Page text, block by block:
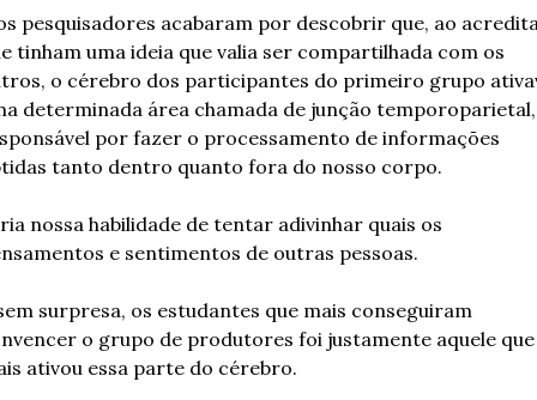
pesquisadores acabaram por descobrir que, ao
tinham uma ideia que valia ser compartilhada com os
o cérebro dos participantes do primeiro grupo
determinada área chamada de junção temporoparietal,
por fazer o processamento de informações
tanto dentro quanto fora do nosso corpo.
nossa habilidade de tentar adivinhar quais os
e sentimentos de outras pessoas.
surpresa, os estudantes que mais conseguiram
o grupo de produtores foi justamente aquele que
ativou essa parte do cérebro.